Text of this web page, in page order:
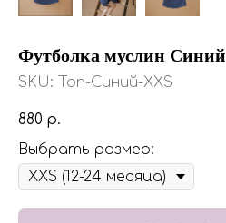
Футболка муслин Синий
SKU: Топ-Синий-XXS
880 р.
Выбрать размер: